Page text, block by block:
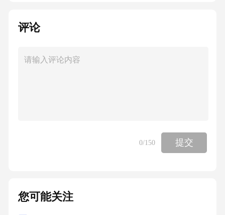
要求的受托方B.提供检验所需的物料和信息C.对
用9.产品召回的流程包括：A.启动召回评估，确
ble）B.清晰（Legible）C.同步（Contemporaneo
us）D.原始（Original）三、判断题（每题1分，
灭菌的无菌药品灌装应在B级背景下的A级环境
评论
0/150 提交
您可能关注